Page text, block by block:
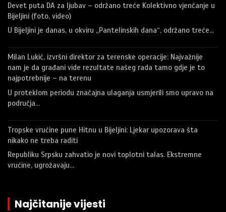
Devet puta DA za ljubav – održano treće Kolektivno vjenčanje u
Bijeljini (foto, video)
U Bijeljini je danas, u okviru „Pantelinskih dana“, održano treće…
Milan Lukić, izvršni direktor za terenske operacije: Najvažnije
nam je da građani vide rezultate našeg rada tamo gdje je to
najpotrebnije – na terenu
U proteklom periodu značajna ulaganja usmjerili smo upravo na
područja…
Tropske vrućine pune Hitnu u Bijeljini: Ljekar upozorava šta
nikako ne treba raditi
Republiku Srpsku zahvatio je novi toplotni talas. Ekstremne
vrućine, ugrožavaju…
Najčitanije vijesti